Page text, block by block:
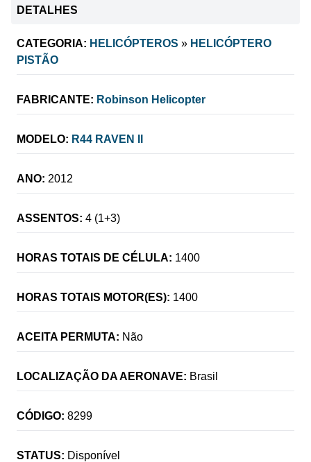
DETALHES
CATEGORIA: HELICÓPTEROS » HELICÓPTERO
PISTÃO
FABRICANTE: Robinson Helicopter
MODELO: R44 RAVEN II
ANO: 2012
ASSENTOS: 4 (1+3)
HORAS TOTAIS DE CÉLULA: 1400
HORAS TOTAIS MOTOR(ES): 1400
ACEITA PERMUTA: Não
LOCALIZAÇÃO DA AERONAVE: Brasil
CÓDIGO: 8299
STATUS: Disponível